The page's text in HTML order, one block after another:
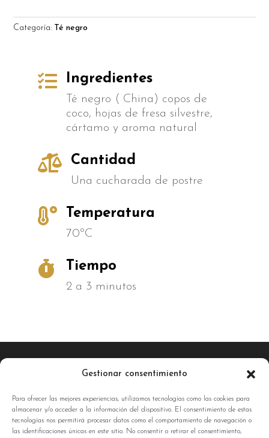
Gestionar consentimiento
Para ofrecer las mejores experiencias, utilizamos tecnologías como las cookies para
almacenar y/o acceder a la información del dispositivo. El consentimiento de estas
tecnologías nos permitirá procesar datos como el comportamiento de navegación o
las identificaciones únicas en este sitio. No consentir o retirar el consentimiento,
Categoría: Té negro
 Ingredientes
Té negro ( China) copos de
coco, hojas de fresa silvestre,
cártamo y aroma natural
 Cantidad
Una cucharada de postre
 Temperatura
70ºC
 Tiempo
2 a 3 minutos